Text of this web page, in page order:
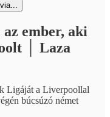
ember, aki
│ Laza
Ligáját a Liverpoollal
búcsúzó német